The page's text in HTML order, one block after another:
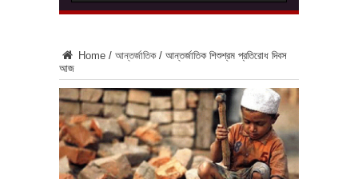
Home / আন্তর্জাতিক / আন্তর্জাতিক শিশুশ্রম প্রতিরোধ দিবস
আজ